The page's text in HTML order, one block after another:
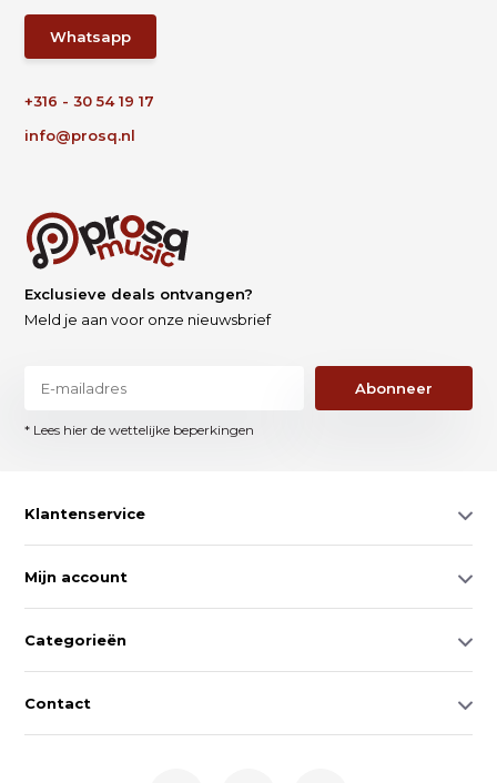
Whatsapp
+316 - 30 54 19 17
info@prosq.nl
Exclusieve deals ontvangen?
Meld je aan voor onze nieuwsbrief
Abonneer
* Lees hier de wettelijke beperkingen
Klantenservice
Mijn account
Categorieën
Contact